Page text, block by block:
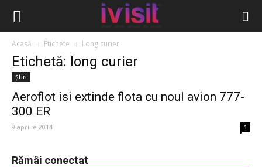
Acasă Etichete Long curier
Etichetă: long curier
Știri
Aeroflot isi extinde flota cu noul avion 777-
300 ER
9 aprilie 2014 1
Rămâi conectat